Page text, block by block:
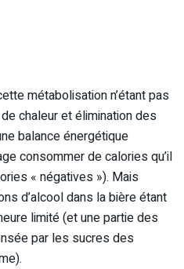
métabolisation n’étant pas
chaleur et élimination des
balance énergétique
consommer de calories qu’il
« négatives »). Mais
d’alcool dans la bière étant
limité (et une partie des
par les sucres des